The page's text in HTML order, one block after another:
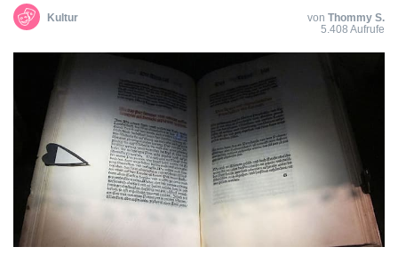
Kultur von Thommy S.
5.408 Aufrufe